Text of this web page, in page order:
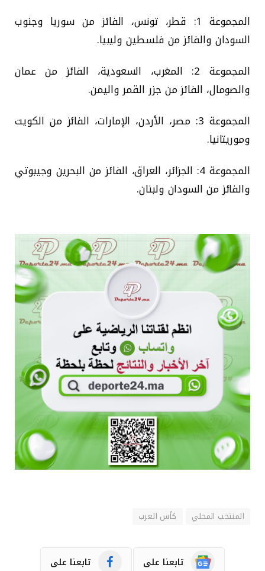
المجموعة 1: قطر، تونس، الفائز من سوريا وجنوب
السودان والفائز من فلسطين وليبيا.
المجموعة 2: المغرب، السعودية، الفائز من عمان
والصومال، الفائز من جزر القمر واليمن.
المجموعة 3: مصر، الأردن، الإمارات، الفائز من الكويت
وموريتانيا.
المجموعة 4: الجزائر، العراق، الفائز من البحرين وجيبوتي
والفائز من السودان ولبنان.
المنتخب المحلي كأس العرب
تابعنا على تابعنا على